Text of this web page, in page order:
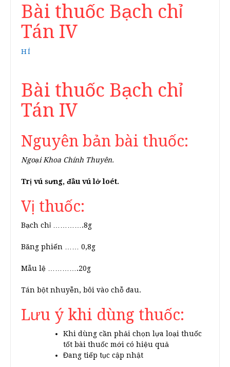
Bài thuốc Bạch chỉ
Tán IV
HÍ
Bài thuốc Bạch chỉ
Tán IV
Nguyên bản bài thuốc:
Ngoại Khoa Chính Thuyên.
Trị vú sưng, đầu vú lở loét.
Vị thuốc:
Bạch chỉ ………….8g
Băng phiến …… 0,8g
Mẫu lệ ………….20g
Tán bột nhuyễn, bôi vào chỗ đau.
Lưu ý khi dùng thuốc:
Khi dùng cần phải chọn lựa loại thuốc
tốt bài thuốc mới có hiệu quả
Đang tiếp tục cập nhật